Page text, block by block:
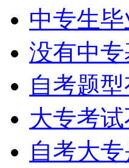
中专生
没有中
自考题
大专考
自考大